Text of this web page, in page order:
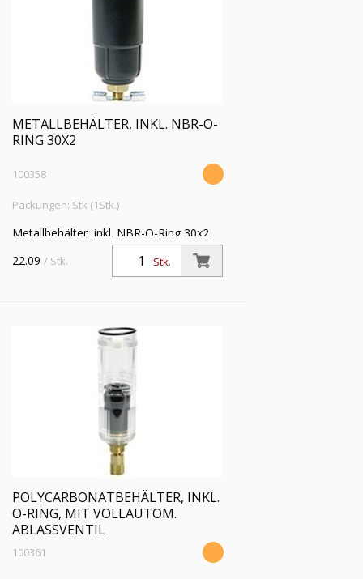
METALLBEHÄLTER, INKL. NBR-O-
RING 30X2
100358
Packungen: Stk (1Stk.)
Metallbehälter, inkl. NBR-O-Ring 30x2,
für Filter und Filterregler »multifix-mini«
und »Standard-mini«
Stk.
22.09 / Stk.
POLYCARBONATBEHÄLTER, INKL.
O-RING, MIT VOLLAUTOM.
ABLASSVENTIL
100361